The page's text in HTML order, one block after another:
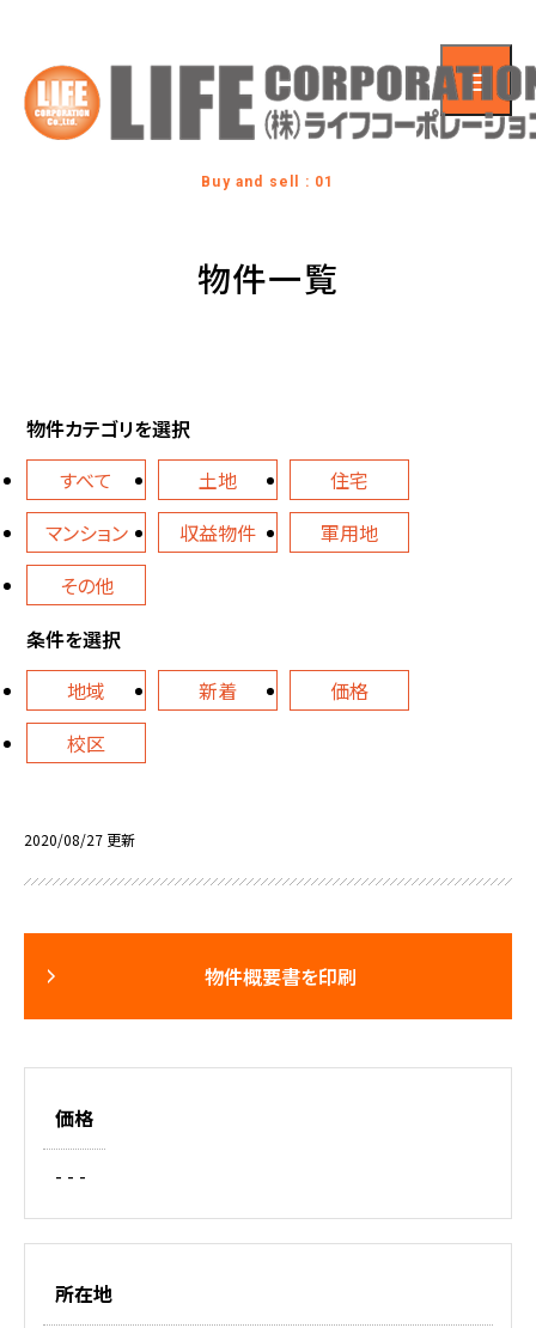
Buy and sell : 01
物件一覧
物件カテゴリを選択
すべて
土地
住宅
マンション
収益物件
軍用地
その他
条件を選択
地域
新着
価格
校区
2020/08/27 更新
物件概要書を印刷
価格
- - -
所在地